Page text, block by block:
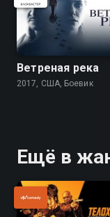
Ветреная река
2017, США, Боевик
Ещё в